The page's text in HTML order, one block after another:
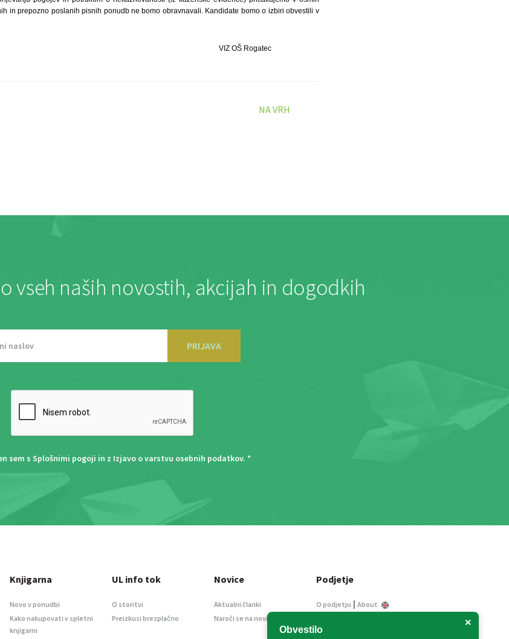
in prepozno poslanih pisnih ponudb ne bomo obravnavali. Kandidate bomo o izbiri obvestili v
VIZ OŠ Rogatec
NA VRH
o vseh naših novostih, akcijah in dogodkih
PRIJAVA
sem s Splošnimi pogoji in z Izjavo o varstvu osebnih podatkov. *
×
Obvestilo
Knjigarna
Novo v ponudbi
Kako nakupovati v spletni
knjigarni
UL info tok
O storitvi
Preizkusi brezplačno
Novice
Aktualni članki
Naroči se na novice
Podjetje
O podjetju | About
Informacije javnega